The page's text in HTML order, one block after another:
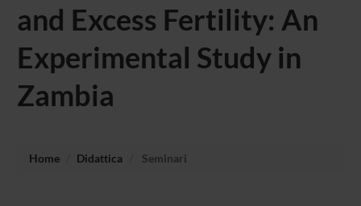
and Excess Fertility: An
Experimental Study in
Zambia
Home Didattica Seminari